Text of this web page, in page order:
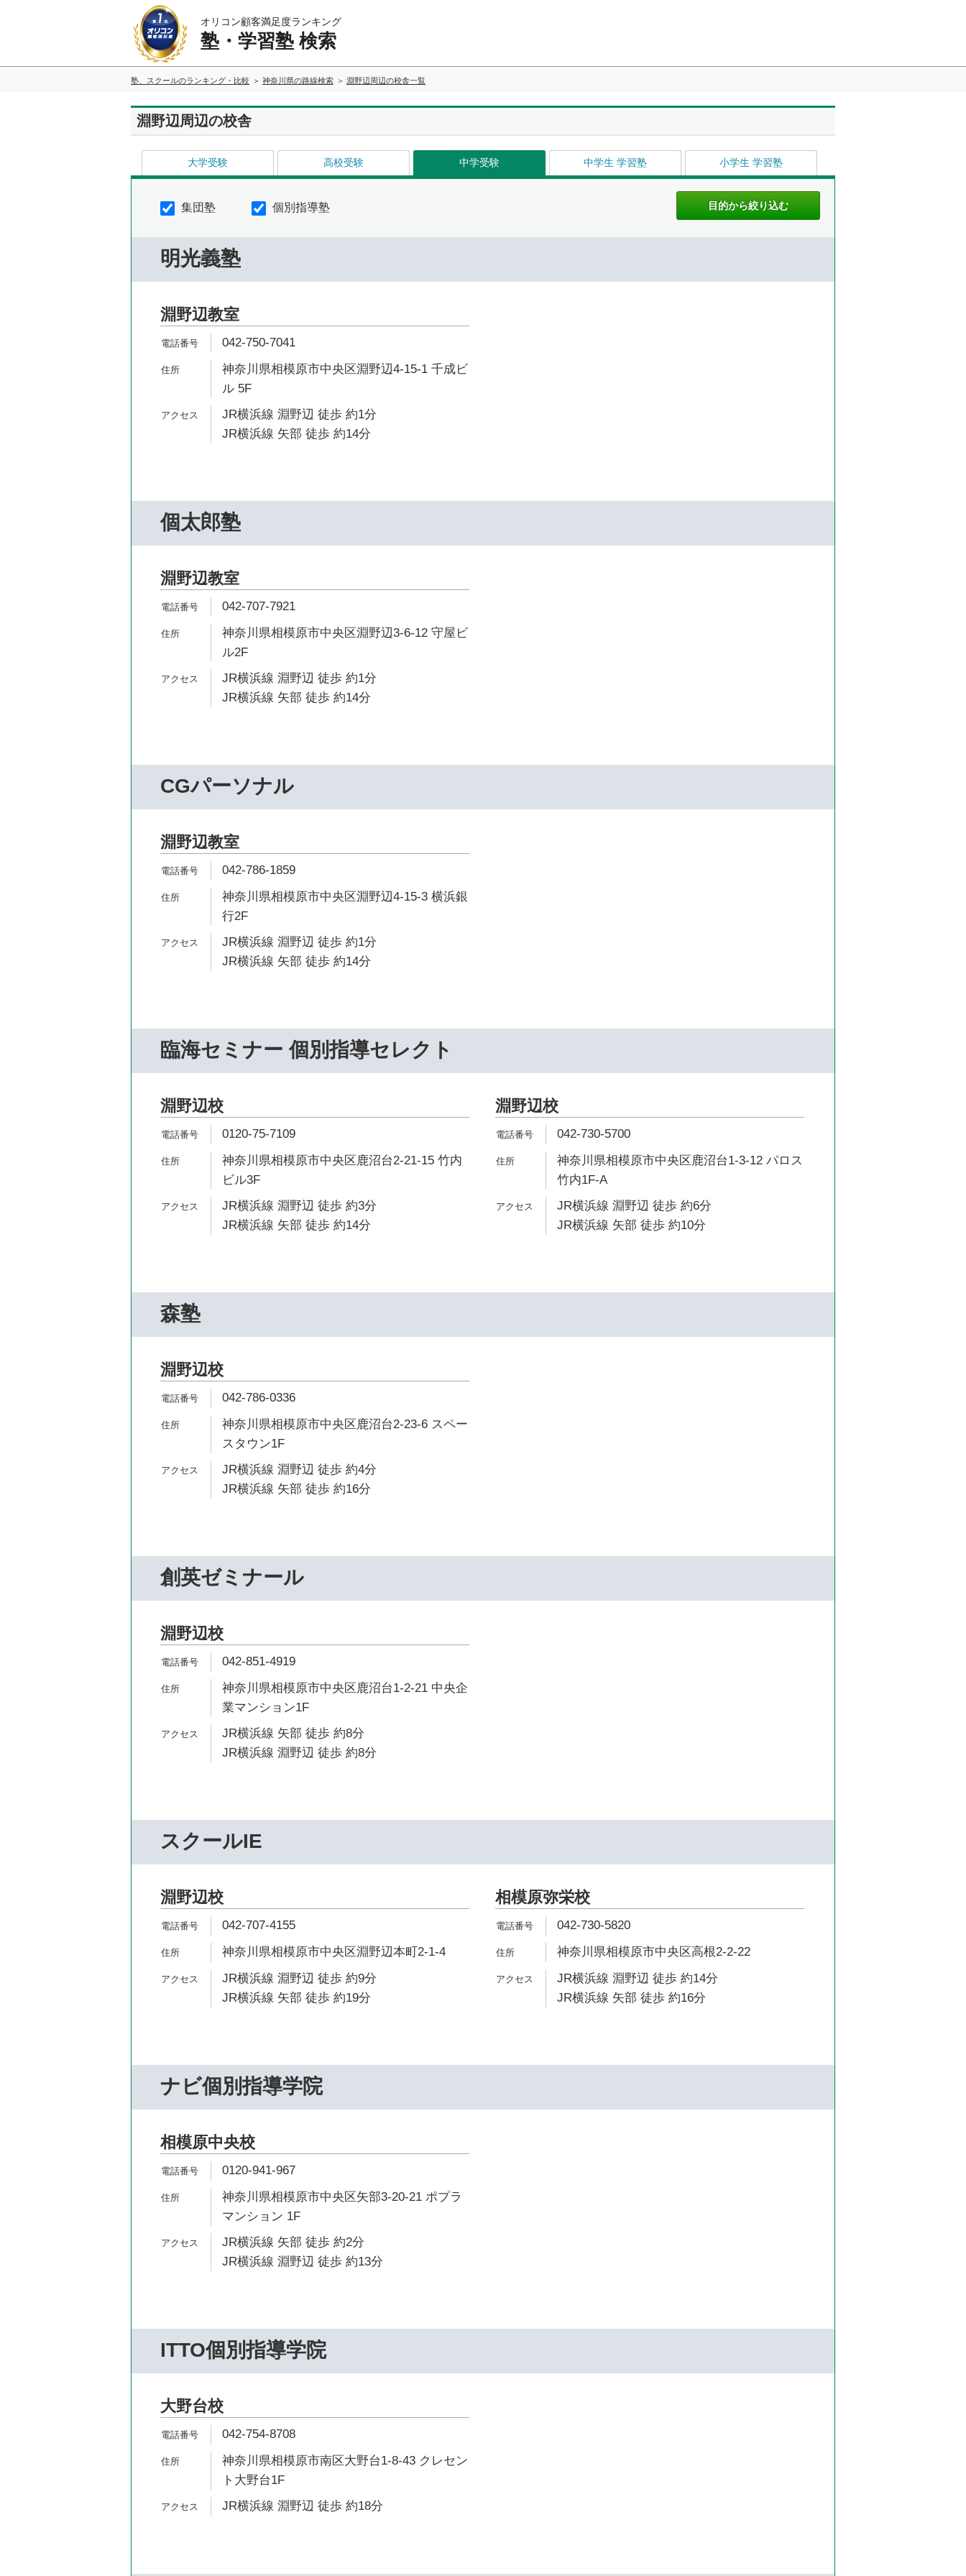
オリコン顧客満足度ランキング
塾・学習塾 検索
塾、スクールのランキング・比較 神奈川県の路線検索 淵野辺周辺の校舎一覧
淵野辺周辺の校舎
大学受験 高校受験 中学受験 中学生 学習塾 小学生 学習塾
集団塾 個別指導塾
明光義塾
淵野辺教室
042-750-7041
神奈川県相模原市中央区淵野辺4-15-1 千成ビ
ル 5F
JR横浜線 淵野辺 徒歩 約1分
JR横浜線 矢部 徒歩 約14分
個太郎塾
淵野辺教室
042-707-7921
神奈川県相模原市中央区淵野辺3-6-12 守屋ビ
ル2F
JR横浜線 淵野辺 徒歩 約1分
JR横浜線 矢部 徒歩 約14分
CGパーソナル
淵野辺教室
042-786-1859
神奈川県相模原市中央区淵野辺4-15-3 横浜銀
行2F
JR横浜線 淵野辺 徒歩 約1分
JR横浜線 矢部 徒歩 約14分
臨海セミナー 個別指導セレクト
淵野辺校
0120-75-7109
神奈川県相模原市中央区鹿沼台2-21-15 竹内
ビル3F
JR横浜線 淵野辺 徒歩 約3分
JR横浜線 矢部 徒歩 約14分
淵野辺校
042-730-5700
神奈川県相模原市中央区鹿沼台1-3-12 パロス
竹内1F-A
JR横浜線 淵野辺 徒歩 約6分
JR横浜線 矢部 徒歩 約10分
森塾
淵野辺校
042-786-0336
神奈川県相模原市中央区鹿沼台2-23-6 スペー
スタウン1F
JR横浜線 淵野辺 徒歩 約4分
JR横浜線 矢部 徒歩 約16分
創英ゼミナール
淵野辺校
042-851-4919
神奈川県相模原市中央区鹿沼台1-2-21 中央企
業マンション1F
JR横浜線 矢部 徒歩 約8分
JR横浜線 淵野辺 徒歩 約8分
スクールIE
淵野辺校
042-707-4155
神奈川県相模原市中央区淵野辺本町2-1-4
JR横浜線 淵野辺 徒歩 約9分
JR横浜線 矢部 徒歩 約19分
相模原弥栄校
042-730-5820
神奈川県相模原市中央区高根2-2-22
JR横浜線 淵野辺 徒歩 約14分
JR横浜線 矢部 徒歩 約16分
ナビ個別指導学院
相模原中央校
0120-941-967
神奈川県相模原市中央区矢部3-20-21 ポプラ
マンション 1F
JR横浜線 矢部 徒歩 約2分
JR横浜線 淵野辺 徒歩 約13分
ITTO個別指導学院
大野台校
042-754-8708
神奈川県相模原市南区大野台1-8-43 クレセン
ト大野台1F
JR横浜線 淵野辺 徒歩 約18分